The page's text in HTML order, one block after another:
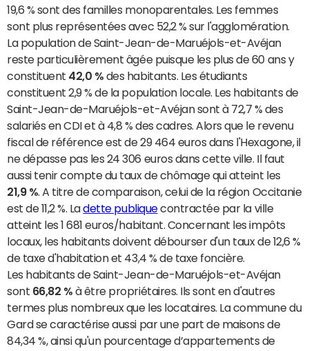
19,6 % sont des familles monoparentales. Les femmes
sont plus représentées avec 52,2 % sur l'agglomération.
La population de Saint-Jean-de-Maruéjols-et-Avéjan
reste particulièrement âgée puisque les plus de 60 ans y
constituent 42,0 % des habitants. Les étudiants
constituent 2,9 % de la population locale. Les habitants de
Saint-Jean-de-Maruéjols-et-Avéjan sont à 72,7 % des
salariés en CDI et à 4,8 % des cadres. Alors que le revenu
fiscal de référence est de 29 464 euros dans l'Hexagone, il
ne dépasse pas les 24 306 euros dans cette ville. Il faut
aussi tenir compte du taux de chômage qui atteint les
21,9 % . A titre de comparaison, celui de la région Occitanie
est de 11,2 %. Ladette publiquecontractée par la ville
atteint les 1 681 euros/habitant. Concernant les impôts
locaux, les habitants doivent débourser d'un taux de 12,6 %
de taxe d'habitation et 43,4 % de taxe foncière.
Les habitants de Saint-Jean-de-Maruéjols-et-Avéjan
sont 66,82 % à être propriétaires. Ils sont en d'autres
termes plus nombreux que les locataires. La commune du
Gard se caractérise aussi par une part de maisons de
84,34 %, ainsi qu'un pourcentage d’appartements de